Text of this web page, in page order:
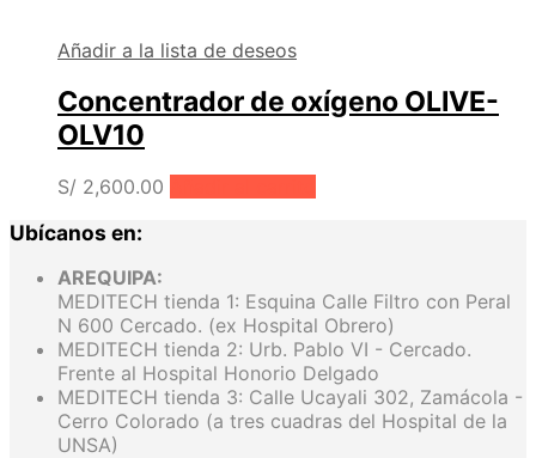
Añadir a la lista de deseos
Concentrador de oxígeno OLIVE-
OLV10
S/ 2,600.00
Ubícanos en:
AREQUIPA:
MEDITECH tienda 1: Esquina Calle Filtro con Peral
N 600 Cercado. (ex Hospital Obrero)
MEDITECH tienda 2: Urb. Pablo VI - Cercado.
Frente al Hospital Honorio Delgado
MEDITECH tienda 3: Calle Ucayali 302, Zamácola -
Cerro Colorado (a tres cuadras del Hospital de la
UNSA)